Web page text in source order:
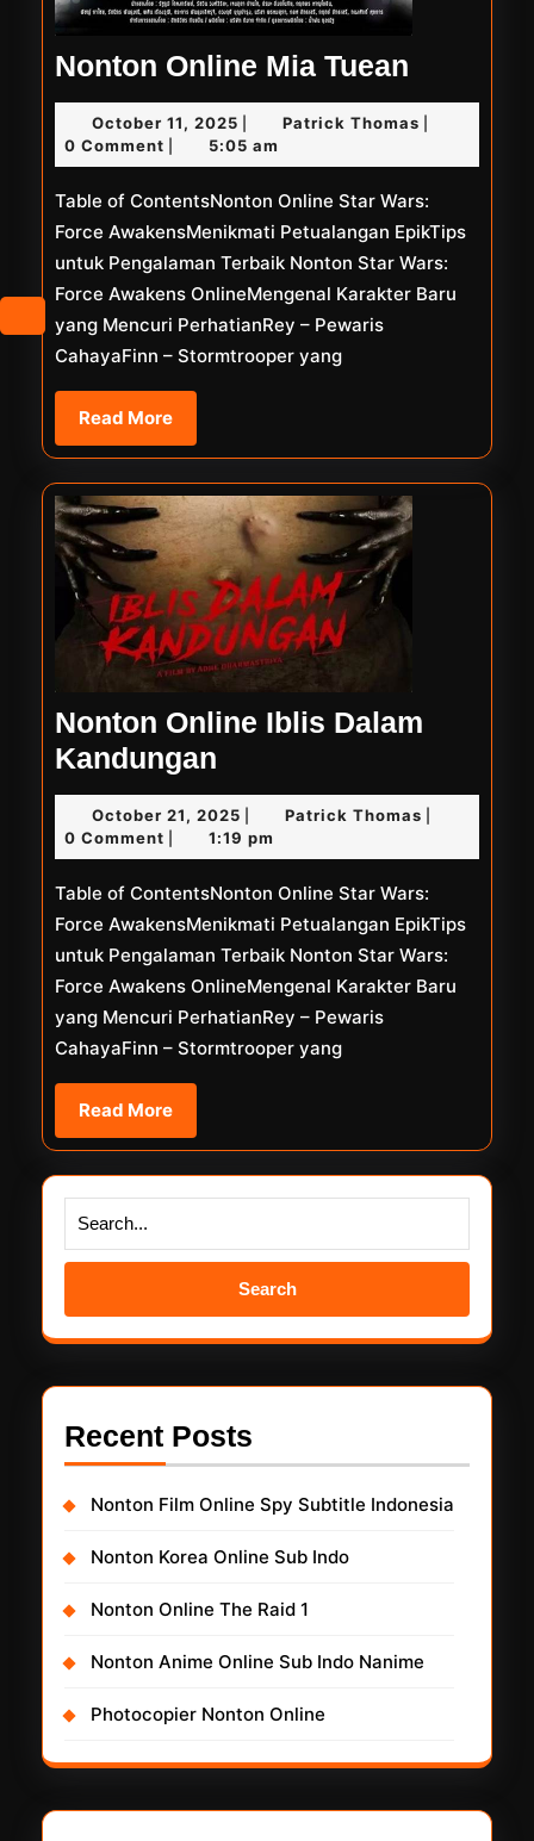
Nonton Online Mia Tuean
Online
Mia
Tuean
October 11, 2025 October
11,
2025
Patrick ThomasPatrick
0 Comment 5:05 am
Table of ContentsNonton Online Star Wars:
Force AwakensMenikmati Petualangan EpikTips
untuk Pengalaman Terbaik Nonton Star Wars:
Force Awakens OnlineMengenal Karakter Baru
yang Mencuri PerhatianRey – Pewaris
CahayaFinn – Stormtrooper yang
Read MoreRead
More
Nonton Online Iblis Dalam
Kandungan
Online
Iblis
Dalam
Kandungan
October 21, 2025 October
21,
2025
Patrick ThomasPatrick
0 Comment 1:19 pm
Table of ContentsNonton Online Star Wars:
Force AwakensMenikmati Petualangan EpikTips
untuk Pengalaman Terbaik Nonton Star Wars:
Force Awakens OnlineMengenal Karakter Baru
yang Mencuri PerhatianRey – Pewaris
CahayaFinn – Stormtrooper yang
Read MoreRead
More
Search
Recent Posts
Nonton Film Online Spy Subtitle Indonesia
Nonton Korea Online Sub Indo
Nonton Online The Raid 1
Nonton Anime Online Sub Indo Nanime
Photocopier Nonton Online